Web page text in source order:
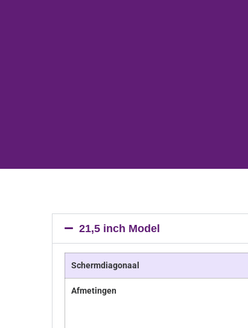
21,5 inch Model
Schermdiagonaal
Afmetingen